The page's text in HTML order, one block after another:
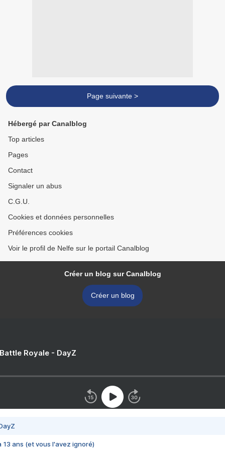
Page suivante >
Hébergé par Canalblog
Top articles
Pages
Contact
Signaler un abus
C.G.U.
Cookies et données personnelles
Préférences cookies
Voir le profil de Nelfe sur le portail Canalblog
Créer un blog sur Canalblog
Créer un blog
Royale - DayZ
13 ans (et vous l'avez ignoré)